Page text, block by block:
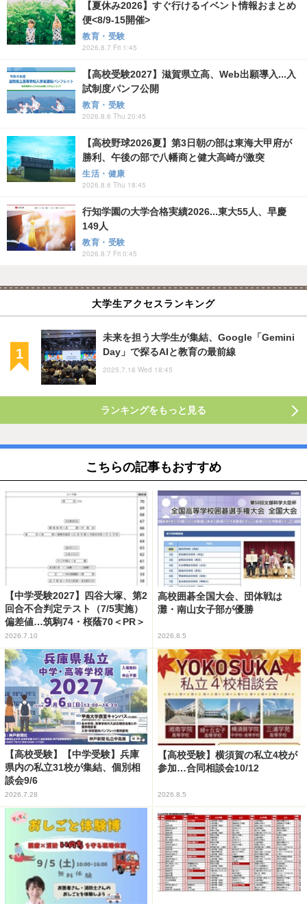
【夏休み2026】すぐ行けるイベント情報おまとめ
便<8/9-15開催>
教育・受験
2026.8.7 Fri 1:45
【高校受験2027】滋賀県立高、Web出願導入...入
試制度パンフ公開
教育・受験
2026.8.6 Thu 20:45
【高校野球2026夏】第3日朝の部は東海大甲府が
勝利、午後の部で八幡商と健大高崎が激突
生活・健康
2026.8.6 Thu 18:45
行知学園の大学合格実績2026...東大55人、早慶
149人
教育・受験
2026.8.7 Fri 0:45
大学生アクセスランキング
未来を担う大学生が集結、Google「Gemini
Day」で探るAIと教育の最前線
2025.7.16 Wed 18:45
ランキングをもっと見る
こちらの記事もおすすめ
【中学受験2027】四谷大塚、第2
回合不合判定テスト（7/5実施）
偏差値…筑駒74・桜蔭70＜PR＞
2026.7.10
高校囲碁全国大会、団体戦は
灘・南山女子部が優勝
2026.8.5
【高校受験】【中学受験】兵庫
県内の私立31校が集結、個別相
談会9/6
2026.7.28
【高校受験】横須賀の私立4校が
参加…合同相談会10/12
2026.8.5